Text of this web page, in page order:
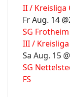
II / Kreisliga
Fr Aug. 14
SG
III /
Sa Aug. 15
SG
FS